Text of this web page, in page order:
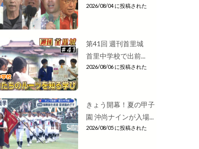
2026/08/04 に投稿された
第41回 週刊首里城
首里中学校で出前...
2026/08/06 に投稿された
きょう開幕！夏の甲子
園 沖尚ナインが入場...
2026/08/05 に投稿された